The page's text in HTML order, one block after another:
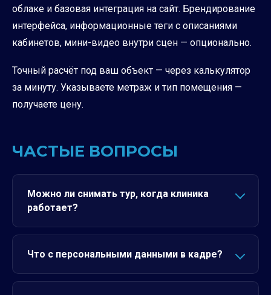
облаке и базовая интеграция на сайт. Брендирование
интерфейса, информационные теги с описаниями
кабинетов, мини-видео внутри сцен — опционально.
Точный расчёт под ваш объект — через калькулятор
за минуту. Указываете метраж и тип помещения —
получаете цену.
ЧАСТЫЕ ВОПРОСЫ
Можно ли снимать тур, когда клиника
работает?
Что с персональными данными в кадре?